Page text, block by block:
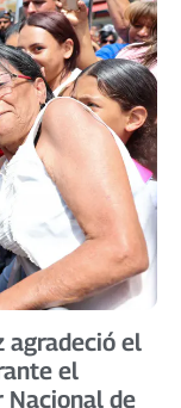
agradeció el
el
Nacional de